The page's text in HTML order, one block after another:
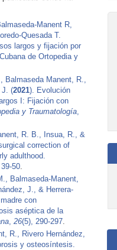
Manent R,
Quesada T.
largos y fijación por
de Ortopedia y
Balmaseda Manent, R.,
J. (2021). Evolución
I: Fijación con
y Traumatología,
R. B., Insua, R., &
correction of
adulthood.
50.
Balmaseda-Manent,
J., & Herrera-
con
aséptica de la
, 26(5), 290-297.
R., Rivero Hernández,
y osteosíntesis.